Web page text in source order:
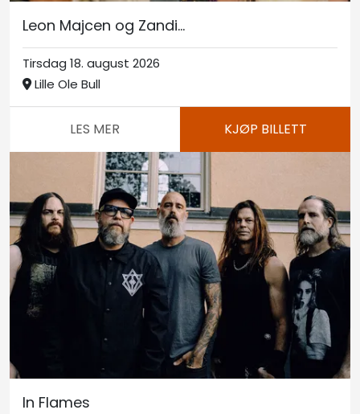
Leon Majcen og Zandi...
Tirsdag 18. august 2026
Lille Ole Bull
LES MER KJØP BILLETT
In Flames